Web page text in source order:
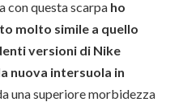
con questa scarpa ho
molto simile a quello
versioni di Nike
nuova intersuola in
una superiore morbidezza